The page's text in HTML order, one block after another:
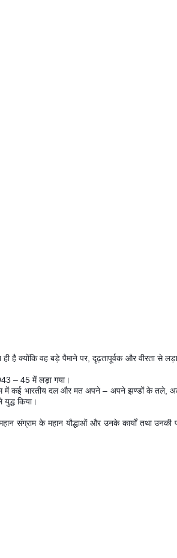
है क्योंकि वह बड़े पैमाने पर,दृढ़तापूर्वक और वीरता से
– 45 में लड़ा गया।
में कई भारतीय दल और मत अपने– अपने झण्डों के तले,
किया।
संग्राम के महान यौद्धाओं और उनके कार्यों तथा उनकी